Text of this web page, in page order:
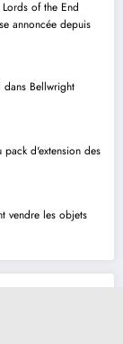
of the End
annoncée depuis
Bellwright
d'extension des
vendre les objets